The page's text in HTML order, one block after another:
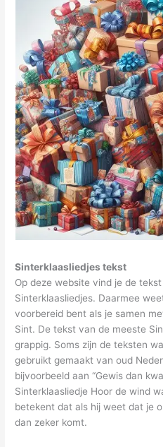
Sinterklaasliedjes tekst
Op deze website vind je de
Sinterklaasliedjes. Daarmee
voorbereid bent als je samen
Sint. De tekst van de meeste
grappig. Soms zijn de teksten
gebruikt gemaakt van oud
bijvoorbeeld aan “Gewis dan
Sinterklaasliedje Hoor de wind
betekent dat als hij weet dat je
dan zeker komt.